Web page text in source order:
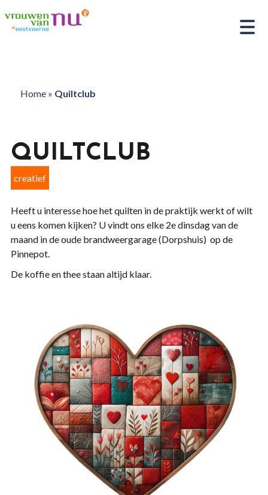
Home» Quiltclub
QUILTCLUB
creatief
Heeft u interesse hoe het quilten in de praktijk werkt of wilt
u eens komen kijken? U vindt ons elke 2e dinsdag van de
maand in de oude brandweergarage (Dorpshuis) op de
Pinnepot.
De koffie en thee staan altijd klaar.